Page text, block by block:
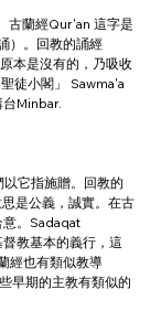
古蘭經Qur'an 這字是
）。回教的誦經
本是沒有的，乃吸收
徒小閣」 Sawma'a
Minbar.
它指施贈。回教的
是公義，誠實。在古
。Sadaqat
教基本的義行，這
經也有類似教導
早期的主教有類似的